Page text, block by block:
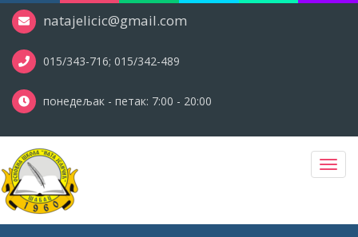
natajelicic@gmail.com
015/343-716; 015/342-489
понедељак - петак: 7:00 - 20:00